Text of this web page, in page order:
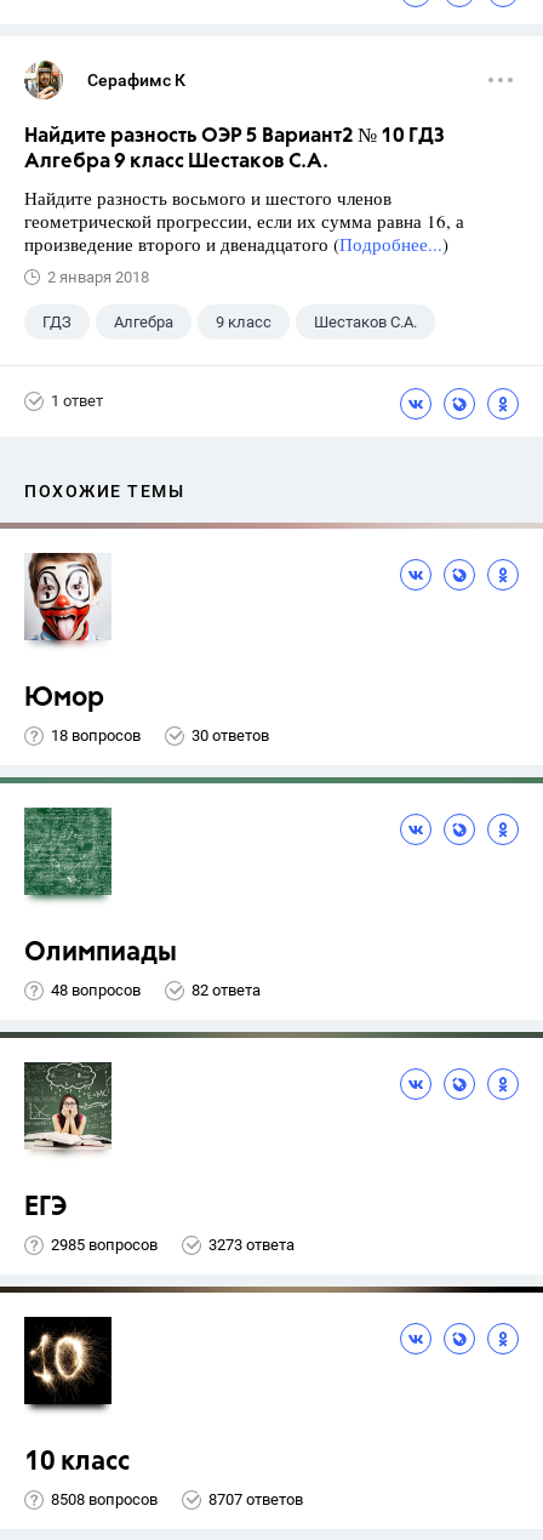
Серафимс К
Найдите разность ОЭР 5 Вариант2 № 10 ГДЗ
Алгебра 9 класс Шестаков С.А.
Найдите разность восьмого и шестого членов
геометрической прогрессии, если их сумма равна 16, а
произведение второго и двенадцатого (Подробнее...)
2 января 2018
ГДЗ Алгебра 9 класс Шестаков С.А.
1 ответ
ПОХОЖИЕ ТЕМЫ
Юмор
18 вопросов 30 ответов
Олимпиады
48 вопросов 82 ответа
ЕГЭ
2985 вопросов 3273 ответа
10 класс
8508 вопросов 8707 ответов